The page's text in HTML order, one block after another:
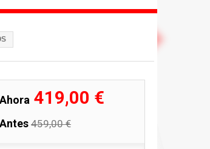
Ahora 419,00 €
Antes 459,00 €